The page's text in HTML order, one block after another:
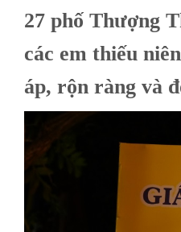
27 phố Thượng
các em thiếu
áp, rộn ràng và